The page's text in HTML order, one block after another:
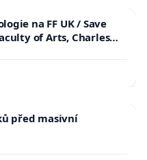
na FF UK / Save
of Arts, Charles
před masivní